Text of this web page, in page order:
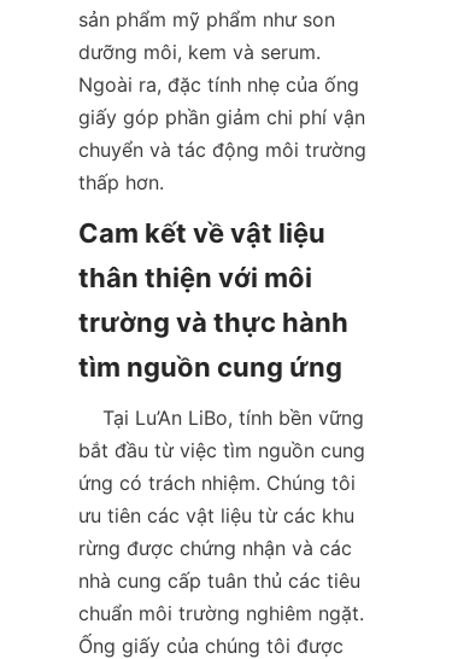
sản phẩm mỹ phẩm như son
dưỡng môi, kem và serum.
Ngoài ra, đặc tính nhẹ của ống
giấy góp phần giảm chi phí vận
chuyển và tác động môi trường
thấp hơn.
Cam kết về vật liệu
thân thiện với môi
trường và thực hành
bắt đầu từ việc tìm nguồn cung
ứng có trách nhiệm. Chúng tôi
ưu tiên các vật liệu từ các khu
rừng được chứng nhận và các
nhà cung cấp tuân thủ các tiêu
chuẩn môi trường nghiêm ngặt.
Ống giấy của chúng tôi được